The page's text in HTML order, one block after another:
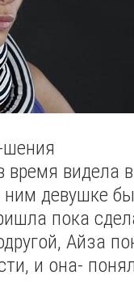
шения
время видела
девушке
пока
Айза
и она-